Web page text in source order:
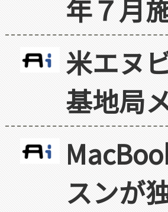
年７月
米エヌ
基地局
スンが